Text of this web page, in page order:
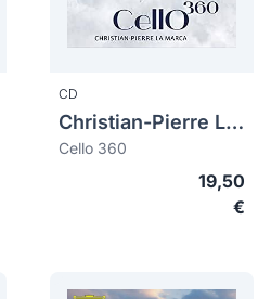
CD
Christian-Pierre La Marca
Cello 360
19,50
€